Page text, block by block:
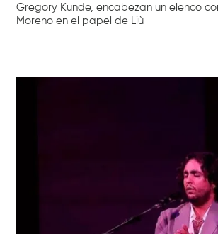
Gregory Kunde, encabezan un elenco
Moreno en el papel de Liù